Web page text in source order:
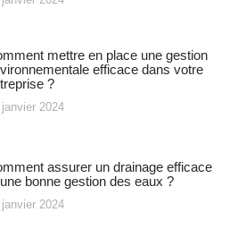
mettre en place une gestion
efficace dans votre
?
janvier 2024
assurer un drainage efficace
bonne gestion des eaux ?
2024